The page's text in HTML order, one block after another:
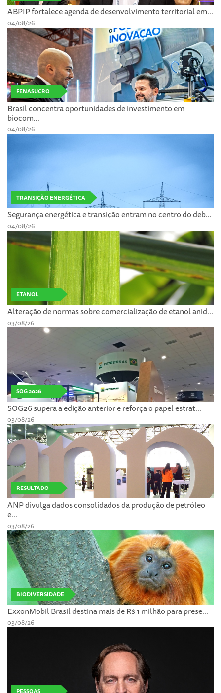
ABPIP fortalece agenda de desenvolvimento territorial em...
04/08/26
FENASUCRO
Brasil concentra oportunidades de investimento em
biocom...
04/08/26
TRANSIÇÃO ENERGÉTICA
Segurança energética e transição entram no centro do deb...
04/08/26
ETANOL
Alteração de normas sobre comercialização de etanol anid...
03/08/26
SOG 2026
SOG26 supera a edição anterior e reforça o papel estrat...
03/08/26
RESULTADO
ANP divulga dados consolidados da produção de petróleo
e...
03/08/26
BIODIVERSIDADE
ExxonMobil Brasil destina mais de R$ 1 milhão para prese...
03/08/26